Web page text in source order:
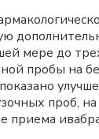
мере до
пробы на
проб,
приема